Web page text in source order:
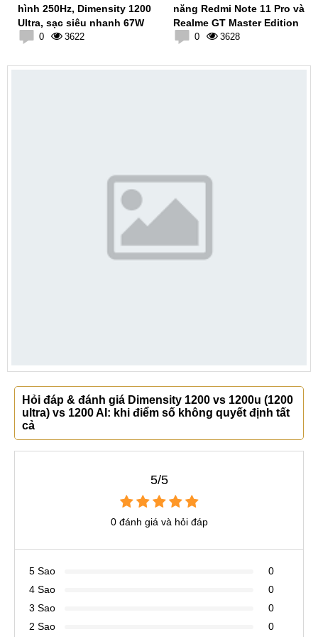
hình 250Hz, Dimensity 1200
Ultra, sạc siêu nhanh 67W
0 3622
năng Redmi Note 11 Pro và
Realme GT Master Edition
0 3628
Hỏi đáp & đánh giá Dimensity 1200 vs 1200u (1200
ultra) vs 1200 AI: khi điểm số không quyết định tất
cả
5/5
0 đánh giá và hỏi đáp
5 Sao
0
4 Sao
0
3 Sao
0
2 Sao
0